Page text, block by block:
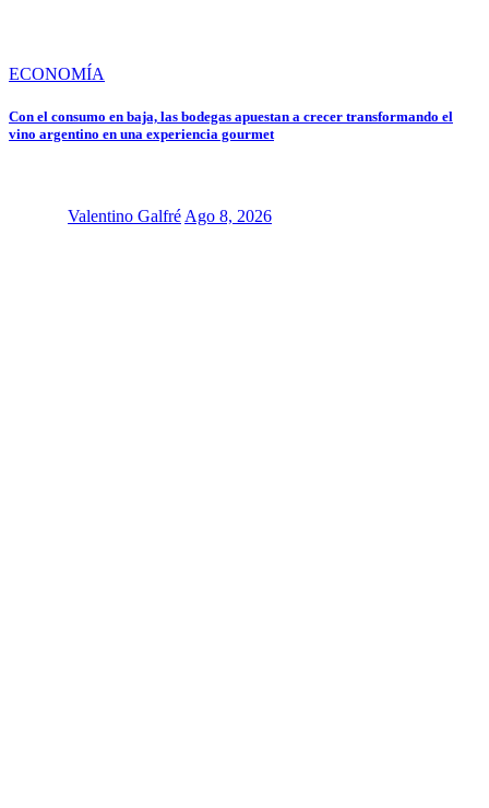
ECONOMÍA
Con el consumo en baja, las bodegas apuestan a crecer transformando el
vino argentino en una experiencia gourmet
Valentino GalfréAgo 8, 2026